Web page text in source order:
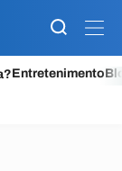
Entretenimento